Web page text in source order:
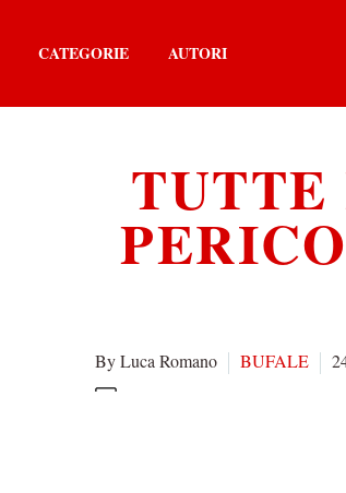
CATEGORIE AUTORI
By Luca Romano BUFALE